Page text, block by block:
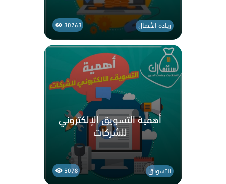
30763 ريادة الأعمال
أهمية التسويق الإلكتروني
للشركات
5078 التسويق